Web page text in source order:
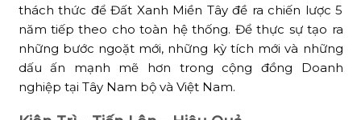
thách thức để Đất Xanh Miền Tây đề ra chiến lược 5
năm tiếp theo cho toàn hệ thống. Để thực sự tạo ra
những bước ngoặt mới, những kỳ tích mới và những
dấu ấn mạnh mẽ hơn trong cộng đồng Doanh
nghiệp tại Tây Nam bộ và Việt Nam.